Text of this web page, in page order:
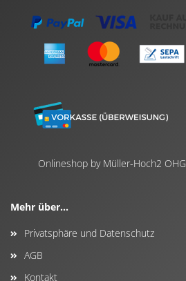
Onlineshop by Müller-Hoch2 OHG
Mehr über...
Privatsphäre und Datenschutz
AGB
Kontakt